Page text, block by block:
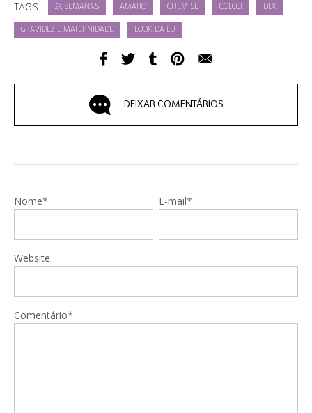
TAGS: 23 SEMANAS AMARO CHEMISE COLCCI DLX
GRAVIDEZ E MATERNIDADE LOOK DA LU
DEIXAR COMENTÁRIOS
Nome* E-mail*
Website
Comentário*